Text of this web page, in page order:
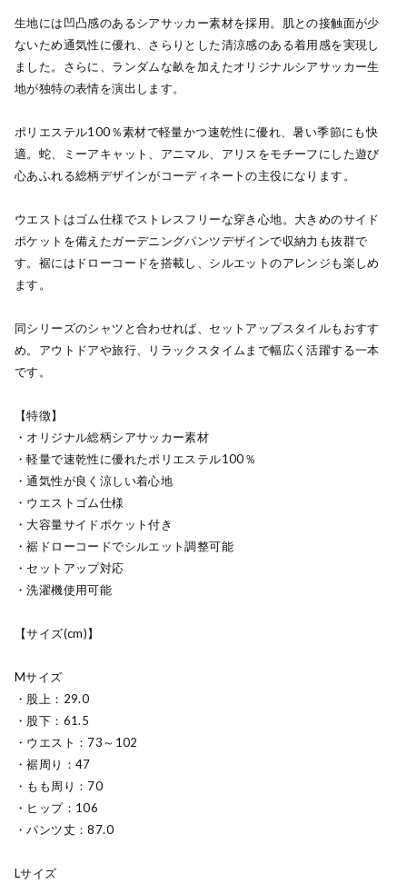
生地には凹凸感のあるシアサッカー素材を採用。肌との接触面が少
ないため通気性に優れ、さらりとした清涼感のある着用感を実現し
ました。さらに、ランダムな畝を加えたオリジナルシアサッカー生
地が独特の表情を演出します。
ポリエステル100％素材で軽量かつ速乾性に優れ、暑い季節にも快
適。蛇、ミーアキャット、アニマル、アリスをモチーフにした遊び
心あふれる総柄デザインがコーディネートの主役になります。
ウエストはゴム仕様でストレスフリーな穿き心地。大きめのサイド
ポケットを備えたガーデニングパンツデザインで収納力も抜群で
す。裾にはドローコードを搭載し、シルエットのアレンジも楽しめ
ます。
同シリーズのシャツと合わせれば、セットアップスタイルもおすす
め。アウトドアや旅行、リラックスタイムまで幅広く活躍する一本
です。
【特徴】
・オリジナル総柄シアサッカー素材
・軽量で速乾性に優れたポリエステル100％
・通気性が良く涼しい着心地
・ウエストゴム仕様
・大容量サイドポケット付き
・裾ドローコードでシルエット調整可能
・セットアップ対応
・洗濯機使用可能
【サイズ(cm)】
Mサイズ
・股上：29.0
・股下：61.5
・ウエスト：73～102
・裾周り：47
・もも周り：70
・ヒップ：106
・パンツ丈：87.0
Lサイズ